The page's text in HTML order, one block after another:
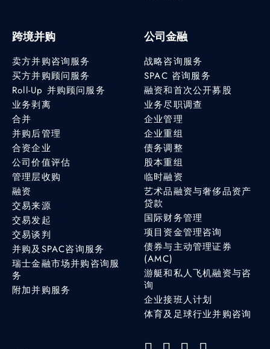
跨境并购
卖方并购咨询服务
买方并购顾问服务
Roll-Up 并购顾问服务
业务剥离
合并
并购后管理
合资企业
公司价值评估
管理层收购
融资
交易来源
交易发起
交易谈判
并购及SPAC咨询服务
瑞士金融市场并购咨询服
务
附加并购服务
公司金融
战略咨询服务
SPAC 咨询服务
融资和首次公开募股
业务尽职调查
企业管理
企业重组
债务调整
股本重组
临时融资
艺术品融资与奢侈品资产
贷款
国际财务管理
项目资金管理咨询
债券与主动管理证券
(AMC)
游艇和私人飞机融资与咨
询
企业接班人计划
体育及足球行业并购咨询